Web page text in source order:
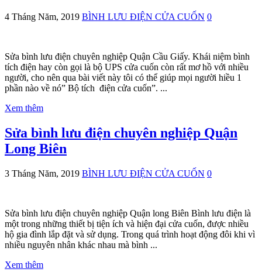
4 Tháng Năm, 2019 BÌNH LƯU ĐIỆN CỬA CUỐN 0
Sửa bình lưu điện chuyên nghiệp Quận Cầu Giấy. Khái niệm bình
tích điện hay còn gọi là bộ UPS cửa cuốn còn rất mơ hồ với nhiều
người, cho nên qua bài viết này tôi có thể giúp mọi người hiều 1
phần nào về nó” Bộ tích điện cửa cuốn”. ...
Xem thêm
Sửa bình lưu điện chuyên nghiệp Quận
Long Biên
3 Tháng Năm, 2019 BÌNH LƯU ĐIỆN CỬA CUỐN 0
Sửa bình lưu điện chuyên nghiệp Quận long Biên Bình lưu điện là
một trong những thiết bị tiện ích và hiện đại cửa cuốn, được nhiều
hộ gia đình lắp đặt và sử dụng. Trong quá trình hoạt động đôi khi vì
nhiều nguyên nhân khác nhau mà bình ...
Xem thêm